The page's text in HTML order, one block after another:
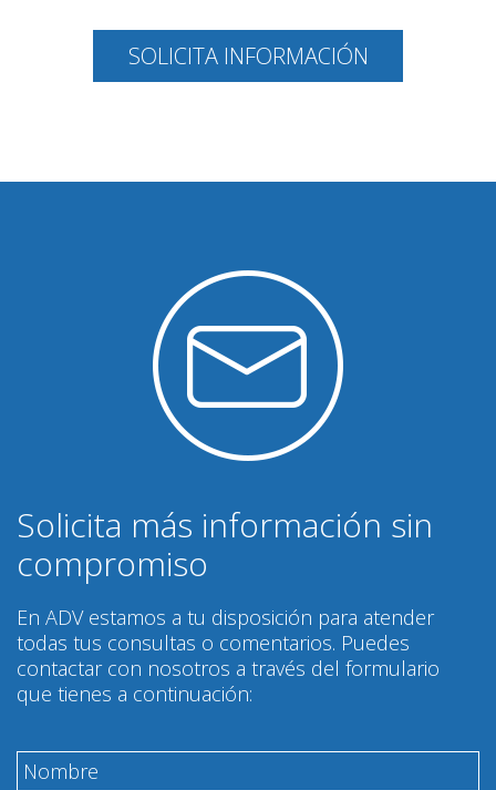
SOLICITA INFORMACIÓN
Solicita más información sin
compromiso
En ADV estamos a tu disposición para atender
todas tus consultas o comentarios. Puedes
contactar con nosotros a través del formulario
que tienes a continuación: